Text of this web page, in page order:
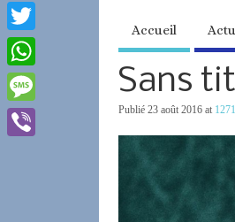
Accueil
Sans
Publié 23 août 2016 at
Facebook
Twitter
WhatsApp
Message